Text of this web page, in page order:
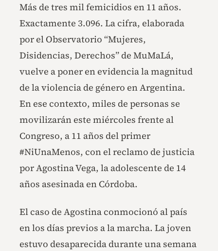
Más de tres mil femicidios en 11 años.
Exactamente 3.096. La cifra, elaborada
por el Observatorio “Mujeres,
Disidencias, Derechos” de MuMaLá,
vuelve a poner en evidencia la magnitud
de la violencia de género en Argentina.
En ese contexto, miles de personas se
movilizarán este miércoles frente al
Congreso, a 11 años del primer
#NiUnaMenos, con el reclamo de justicia
por Agostina Vega, la adolescente de 14
años asesinada en Córdoba.
El caso de Agostina conmocionó al país
en los días previos a la marcha. La joven
estuvo desaparecida durante una semana